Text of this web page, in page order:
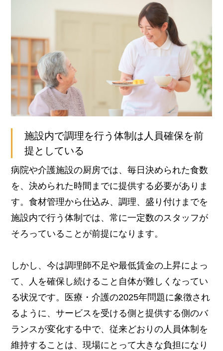
施設内で調理を行う体制は人員確保を前
提としている
病院や介護施設の厨房では、毎日決められた食数
を、決められた時間までに提供する必要がありま
す。食材管理から仕込み、調理、盛り付けまでを
施設内で行う体制では、常に一定数のスタッフが
そろっていることが前提になります。
しかし、今は調理師不足や最低賃金の上昇によっ
て、人を確保し続けること自体が難しくなってい
る状況です。
医療・介護の2025年問題に象徴され
るように、サービスを受ける側と提供する側のバ
ランスが変化する中で、従来どおりの人員体制を
維持することは、現場にとって大きな負担になり